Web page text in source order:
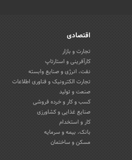
اقتصادی
تجارت و بازار
کارآفرینی و استارتاپ
نفت، انرژی و صنایع وابسته
تجارت الکترونیک و فناوری اطلاعات
صنعت و تولید
کسب و کار و خرده فروشی
صنایع غذایی و کشاورزی
کار و استخدام
بانک، بیمه و سرمایه
مسکن و ساختمان